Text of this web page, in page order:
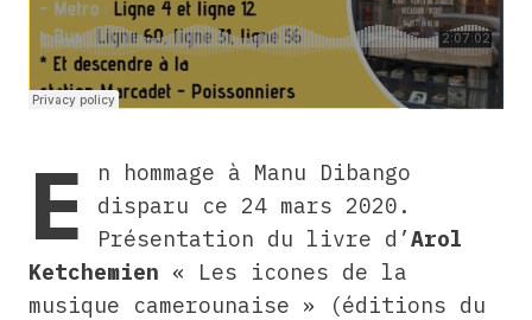
E
n hommage à Manu Dibango
disparu ce 24 mars 2020.
Présentation du livre d’Arol
Ketchemien « Les icones de la
musique camerounaise » (éditions du